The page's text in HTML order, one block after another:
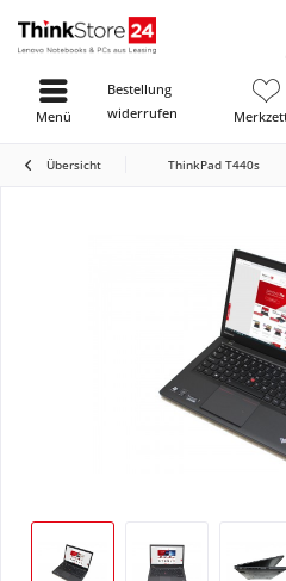
Bestellung
widerrufen
Menü
Übersicht ThinkPad T440s